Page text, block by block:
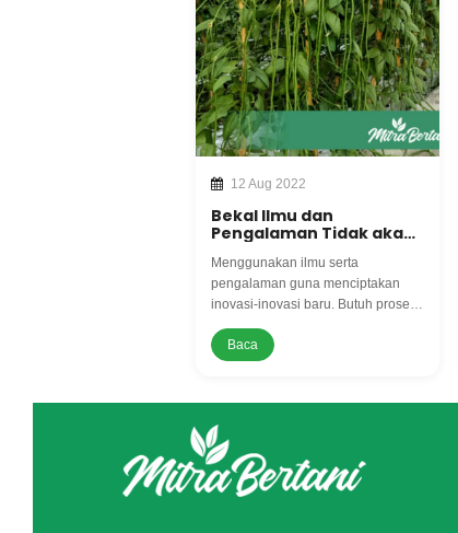
12 Aug 2022
Bekal Ilmu dan
Pengalaman Tidak akan
Budidaya Tanaman
Kacang.
Menggunakan ilmu serta
pengalaman guna menciptakan
inovasi-inovasi baru. Butuh proses
yang cukup lama tetapi akan
sebanding dengan hasil panen
Baca